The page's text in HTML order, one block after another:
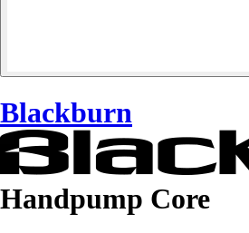
Blackburn
Handpump Core